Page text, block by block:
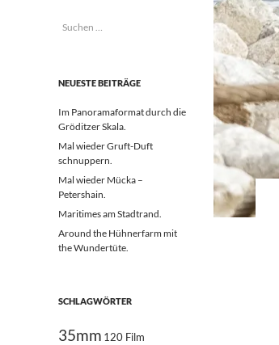
Suchen
NEUESTE BEITRÄGE
Im Panoramaformat durch die
Gröditzer Skala.
Mal wieder Gruft-Duft
schnuppern.
Mal wieder Mücka –
Petershain.
Maritimes am Stadtrand.
Around the Hühnerfarm mit
the Wundertüte.
SCHLAGWÖRTER
35mm 120 Film